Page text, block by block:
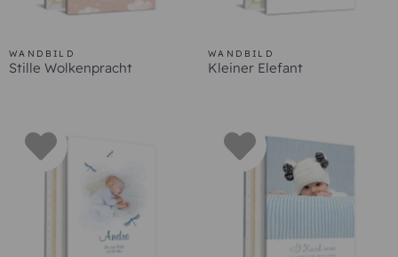
WANDBILD
Stille Wolkenpracht
WANDBILD
Kleiner Elefant